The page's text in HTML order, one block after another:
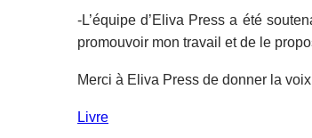
-L’équipe d’Eliva Press a été
promouvoir mon travail et de le
Merci à Eliva Press de donner la
Livre